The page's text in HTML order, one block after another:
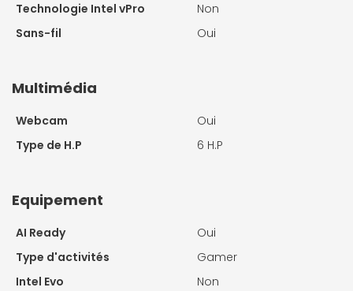
Technologie Intel vPro
Non
Sans-fil
Oui
Multimédia
Webcam
Oui
Type de H.P
6 H.P
Equipement
AI Ready
Oui
Type d'activités
Gamer
Intel Evo
Non